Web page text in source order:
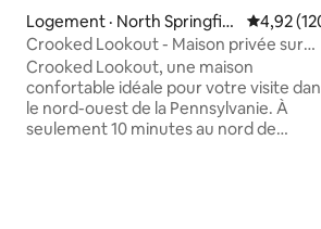
Logement · North Springfiel
d
Note
4,92
Crooked Lookout - Maison privée sur
Crooked Creek.
Crooked Lookout, une maison
confortable idéale pour votre visite
le nord-ouest de la Pennsylvanie. À
seulement 10 minutes au nord de